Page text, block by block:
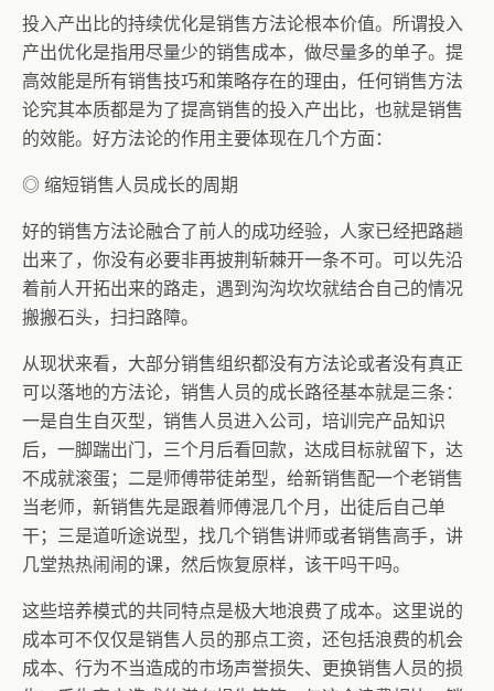
投入产出比的持续优化是销售方法论根本价值。所谓投入
产出优化是指用尽量少的销售成本，做尽量多的单子。提
高效能是所有销售技巧和策略存在的理由，任何销售方法
论究其本质都是为了提高销售的投入产出比，也就是销售
的效能。好方法论的作用主要体现在几个方面：
◎ 缩短销售人员成长的周期
好的销售方法论融合了前人的成功经验，人家已经把路趟
出来了，你没有必要非再披荆斩棘开一条不可。可以先沿
着前人开拓出来的路走，遇到沟沟坎坎就结合自己的情况
搬搬石头，扫扫路障。
从现状来看，大部分销售组织都没有方法论或者没有真正
可以落地的方法论，销售人员的成长路径基本就是三条：
一是自生自灭型，销售人员进入公司，培训完产品知识
后，一脚踹出门，三个月后看回款，达成目标就留下，达
不成就滚蛋；二是师傅带徒弟型，给新销售配一个老销售
当老师，新销售先是跟着师傅混几个月，出徒后自己单
干；三是道听途说型，找几个销售讲师或者销售高手，讲
几堂热热闹闹的课，然后恢复原样，该干吗干吗。
这些培养模式的共同特点是极大地浪费了成本。这里说的
成本可不仅仅是销售人员的那点工资，还包括浪费的机会
成本、行为不当造成的市场声誉损失、更换销售人员的损